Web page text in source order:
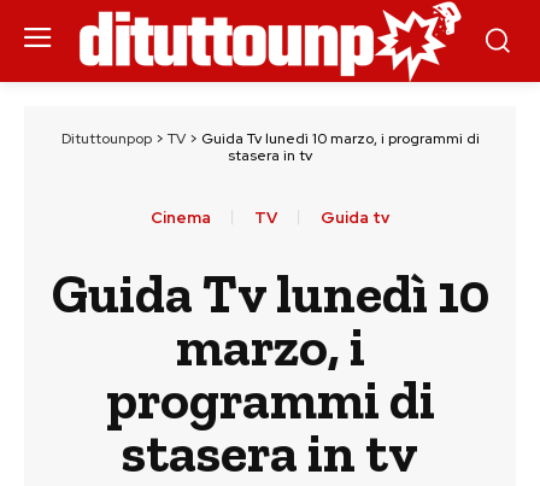
Dituttounpop> TV> Guida Tv lunedì 10 marzo, i programmi di
stasera in tv
Cinema TV Guida tv
Guida Tv lunedì 10
marzo, i
programmi di
stasera in tv